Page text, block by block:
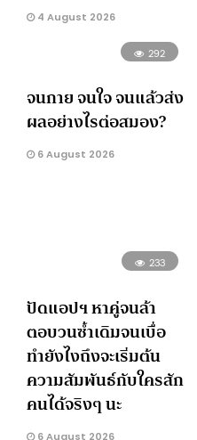
4 August 2026
292
จนกาย จนใจ จนแล้วส่ง
ผลอย่างไรต่อสมอง?
6 August 2026
233
ปัดแอปฯ หาคู่จนล้า
ตอบวนซ้ำเดิมจนเบื่อ
ทำยังไงถึงจะเริ่มต้น
ความสัมพันธ์กับใครสัก
คนได้จริงๆ นะ
6 August 2026